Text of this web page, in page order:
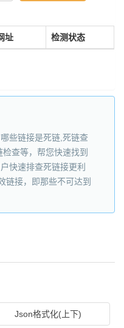
址 检测状态
些链接是死链,死链查
查等，帮您快速找到
快速排查死链接更利
链接，即那些不可达到
Json格式化(上下)